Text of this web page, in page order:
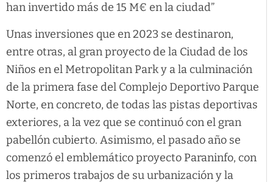
han invertido más de 15 M€ en la ciudad”
Unas inversiones que en 2023 se destinaron,
entre otras, al gran proyecto de la Ciudad de los
Niños en el Metropolitan Park y a la culminación
de la primera fase del Complejo Deportivo Parque
Norte, en concreto, de todas las pistas deportivas
exteriores, a la vez que se continuó con el gran
pabellón cubierto. Asimismo, el pasado año se
comenzó el emblemático proyecto Paraninfo, con
los primeros trabajos de su urbanización y la